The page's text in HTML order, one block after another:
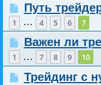
Путь
1 … 4 5 6 7
Важен ли
1 … 7 8 9 10
Трейдинг с